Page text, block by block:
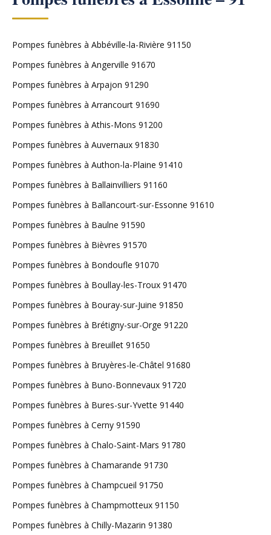
Pompes funèbres à Abbéville-la-Rivière 91150
Pompes funèbres à Angerville 91670
Pompes funèbres à Arpajon 91290
Pompes funèbres à Arrancourt 91690
Pompes funèbres à Athis-Mons 91200
Pompes funèbres à Auvernaux 91830
Pompes funèbres à Authon-la-Plaine 91410
Pompes funèbres à Ballainvilliers 91160
Pompes funèbres à Ballancourt-sur-Essonne 91610
Pompes funèbres à Baulne 91590
Pompes funèbres à Bièvres 91570
Pompes funèbres à Bondoufle 91070
Pompes funèbres à Boullay-les-Troux 91470
Pompes funèbres à Bouray-sur-Juine 91850
Pompes funèbres à Brétigny-sur-Orge 91220
Pompes funèbres à Breuillet 91650
Pompes funèbres à Bruyères-le-Châtel 91680
Pompes funèbres à Buno-Bonnevaux 91720
Pompes funèbres à Bures-sur-Yvette 91440
Pompes funèbres à Cerny 91590
Pompes funèbres à Chalo-Saint-Mars 91780
Pompes funèbres à Chamarande 91730
Pompes funèbres à Champcueil 91750
Pompes funèbres à Champmotteux 91150
Pompes funèbres à Chilly-Mazarin 91380